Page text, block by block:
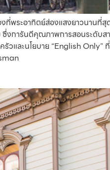
ที่พระอาทิตย์ส่องแสงยาวนานที่
งการันตีคุณภาพการสอนระดับส
วและนโยบาย “English Only”